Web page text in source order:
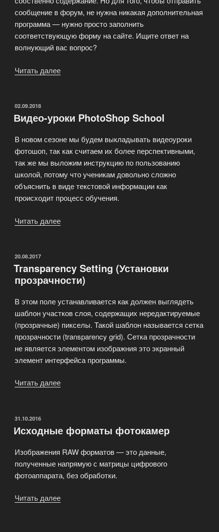
сообщение в форум, не нужна никакая дополнительная
программа — нужно просто заполнить
соответствующую форму на сайте. Ищите ответ на
волнующий вас вопрос?
Читать далее
Adobe
ОПУБЛИКОВАНО
02.09.2018
Видео-уроки PhotoShop School
В новом сезоне мы будем выкладывать видеоуроки
фотошоп, так как считаем их более перспективными,
так же мы выложим инструкцию по пользованию
школой, потому что ученикам довольно сложно
объяснить в виде текстовой информации как
происходит процесс обучения.
Читать далее
ОПУБЛИКОВАНО
20.08.2017
Transparency Setting (Установки
прозрачности)
В этом поле устанавливается как должен выглядеть
шаблон участков слоя, содержащих нередактируемые
(прозрачные) пикселы. Такой шаблон называется сетка
прозрачности (transparency grid). Сетка прозрачности
не является элементом изображния это экранный
элемент интерфейса программы.
Читать далее
ОПУБЛИКОВАНО
31.10.2016
Исходные форматы фотокамер
Изображения RAW форматов — это данные,
полученные напрямую с матрицы цифрового
фотоаппарата, без обработки.
Читать далее